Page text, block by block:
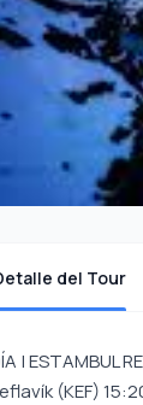
del Tour
| ESTAMBUL
(KEF)